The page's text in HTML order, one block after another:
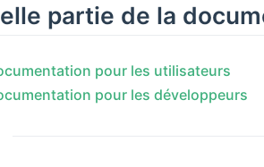
partie de la
pour les utilisateurs
pour les développeurs